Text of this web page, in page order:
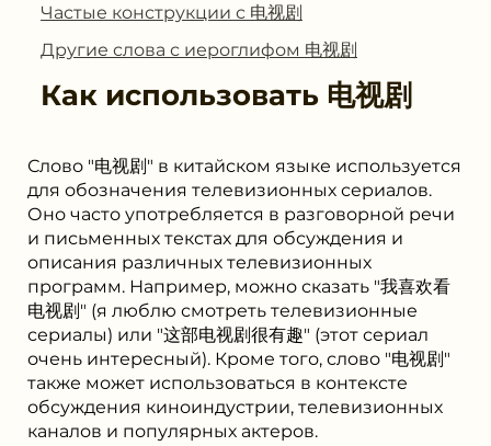
Частые конструкции с 电视剧
Другие слова с иероглифом 电视剧
Как использовать 电视剧
Слово "电视剧" в китайском языке используется
для обозначения телевизионных сериалов.
Оно часто употребляется в разговорной речи
и письменных текстах для обсуждения и
описания различных телевизионных
программ. Например, можно сказать "我喜欢看
电视剧" (я люблю смотреть телевизионные
сериалы) или "这部电视剧很有趣" (этот сериал
очень интересный). Кроме того, слово "电视剧"
также может использоваться в контексте
обсуждения киноиндустрии, телевизионных
каналов и популярных актеров.